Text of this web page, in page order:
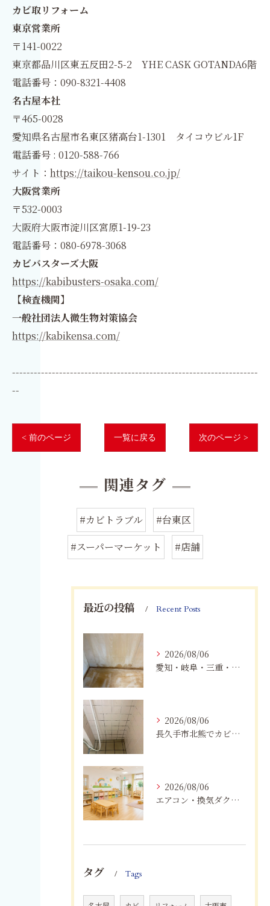
カビ取リフォーム
東京営業所
〒141-0022
東京都品川区東五反田2-5-2 YHE CASK GOTANDA6階
電話番号：090-8321-4408
名古屋本社
〒465-0028
愛知県名古屋市名東区猪高台1-1301 タイコウビル1F
電話番号 : 0120-588-766
サイト： https://taikou-kensou.co.jp/
大阪営業所
〒532-0003
大阪府大阪市淀川区宮原1-19-23
電話番号：080-6978-3068
カビバスターズ大阪
https://kabibusters-osaka.com/
【検査機関】
一般社団法人微生物対策協会
https://kabikensa.com/
--------------------------------------------------------------------
--
< 前のページ 一覧に戻る 次のページ >
関連タグ
#カビトラブル
#台東区
#スーパーマーケット
#店舗
最近の投稿 Recent Posts
2026/08/06
愛知・岐阜・三重・静岡の公営住宅で発生するカビ対策｜原因・健康被害・効果的な予防方法を徹底解説
2026/08/06
長久手市北熊でカビに悩む方へ｜健康被害を防ぐための対策とは
2026/08/06
エアコン・換気ダクトのカビ臭を根本改善する方法
タグ Tags